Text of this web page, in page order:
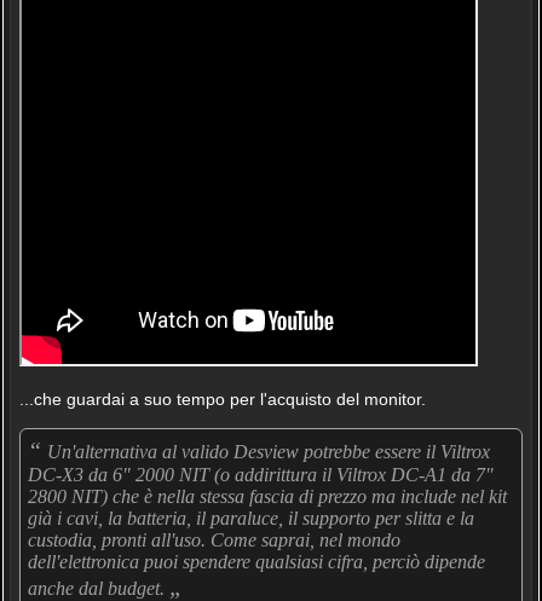
...che guardai a suo tempo per l'acquisto del monitor.
“ Un'alternativa al valido Desview potrebbe essere il Viltrox
DC-X3 da 6" 2000 NIT (o addirittura il Viltrox DC-A1 da 7"
2800 NIT) che è nella stessa fascia di prezzo ma include nel kit
già i cavi, la batteria, il paraluce, il supporto per slitta e la
custodia, pronti all'uso. Come saprai, nel mondo
dell'elettronica puoi spendere qualsiasi cifra, perciò dipende
anche dal budget. „